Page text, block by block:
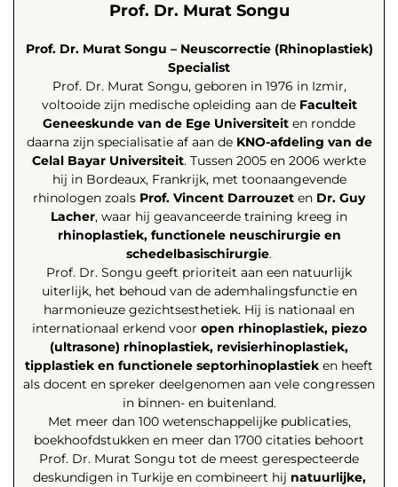
Prof. Dr. Murat Songu
Prof. Dr. Murat Songu – Neuscorrectie (Rhinoplastiek)
Specialist
Prof. Dr. Murat Songu, geboren in 1976 in Izmir,
voltooide zijn medische opleiding aan de Faculteit
Geneeskunde van de Ege Universiteit en rondde
daarna zijn specialisatie af aan de KNO-afdeling van de
Celal Bayar Universiteit. Tussen 2005 en 2006 werkte
hij in Bordeaux, Frankrijk, met toonaangevende
rhinologen zoals Prof. Vincent Darrouzet en Dr. Guy
Lacher, waar hij geavanceerde training kreeg in
rhinoplastiek, functionele neuschirurgie en
schedelbasischirurgie.
Prof. Dr. Songu geeft prioriteit aan een natuurlijk
uiterlijk, het behoud van de ademhalingsfunctie en
harmonieuze gezichtsesthetiek. Hij is nationaal en
internationaal erkend voor open rhinoplastiek, piezo
(ultrasone) rhinoplastiek, revisierhinoplastiek,
tipplastiek en functionele septorhinoplastiek en heeft
als docent en spreker deelgenomen aan vele congressen
in binnen- en buitenland.
Met meer dan 100 wetenschappelijke publicaties,
boekhoofdstukken en meer dan 1700 citaties behoort
Prof. Dr. Murat Songu tot de meest gerespecteerde
deskundigen in Turkije en combineert hij natuurlijke,